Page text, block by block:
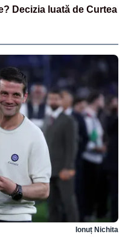
Decizia luată de Curtea
Ionuț Nichita